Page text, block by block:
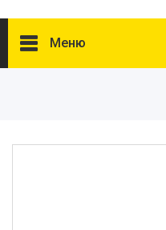
Меню